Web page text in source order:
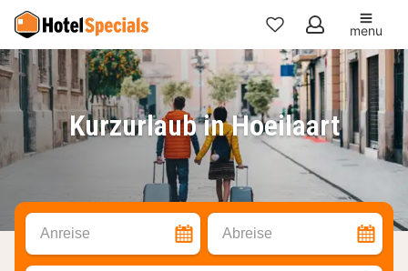
Meine
Favoriten
menu
Kurzurlaub in Hoeilaart
Anreise Abreise